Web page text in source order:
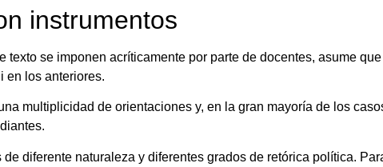
instrumentos
texto se imponen acríticamente por parte de docentes, asume
en los anteriores.
multiplicidad de orientaciones y, en la gran mayoría de los
diferente naturaleza y diferentes grados de retórica política.